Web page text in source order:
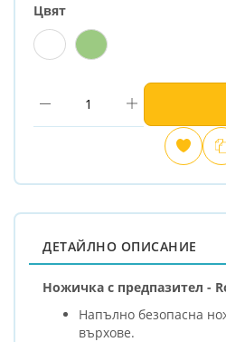
Цвят
Добави
ДЕТАЙЛНО ОПИСАНИЕ
Ножичка с предпазител -
Напълно безопасна
върхове.